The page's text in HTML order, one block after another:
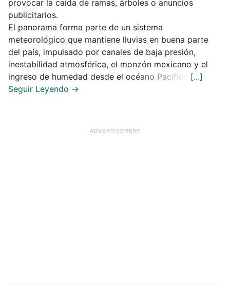
provocar la caída de ramas, árboles o anuncios
publicitarios.
El panorama forma parte de un sistema
meteorológico que mantiene lluvias en buena parte
del país, impulsado por canales de baja presión,
inestabilidad atmosférica, el monzón mexicano y el
ingreso de humedad desde el océano Pacífico.